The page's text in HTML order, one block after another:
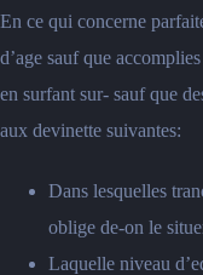
En ce qui concerne
d’age sauf que
en surfant sur- sauf que
aux devinette suivantes:
Dans lesquelles
oblige de-on le
Laquelle niveau